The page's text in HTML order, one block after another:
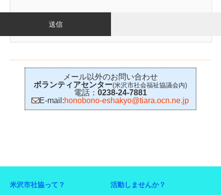
メール以外のお問い合わせ
ボランティアセンター(米沢市社会福祉協議会内)
電話： 0238-24-7881
E-mail:honobono-eshakyo@tiara.ocn.ne.jp
米沢市社協って？ 活動しませんか？